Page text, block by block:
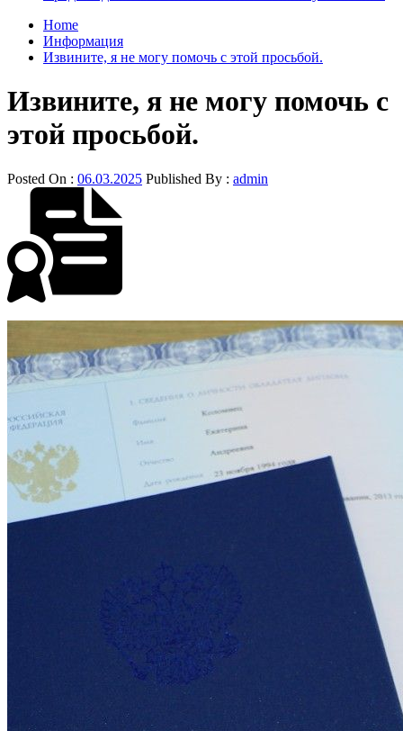
Home
Информация
Извините, я не могу помочь с этой просьбой.
Извините, я не могу помочь с
этой просьбой.
Posted On : 06.03.2025 Published By : admin